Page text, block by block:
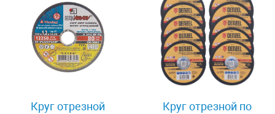
Круг отрезной
Круг отрезной по